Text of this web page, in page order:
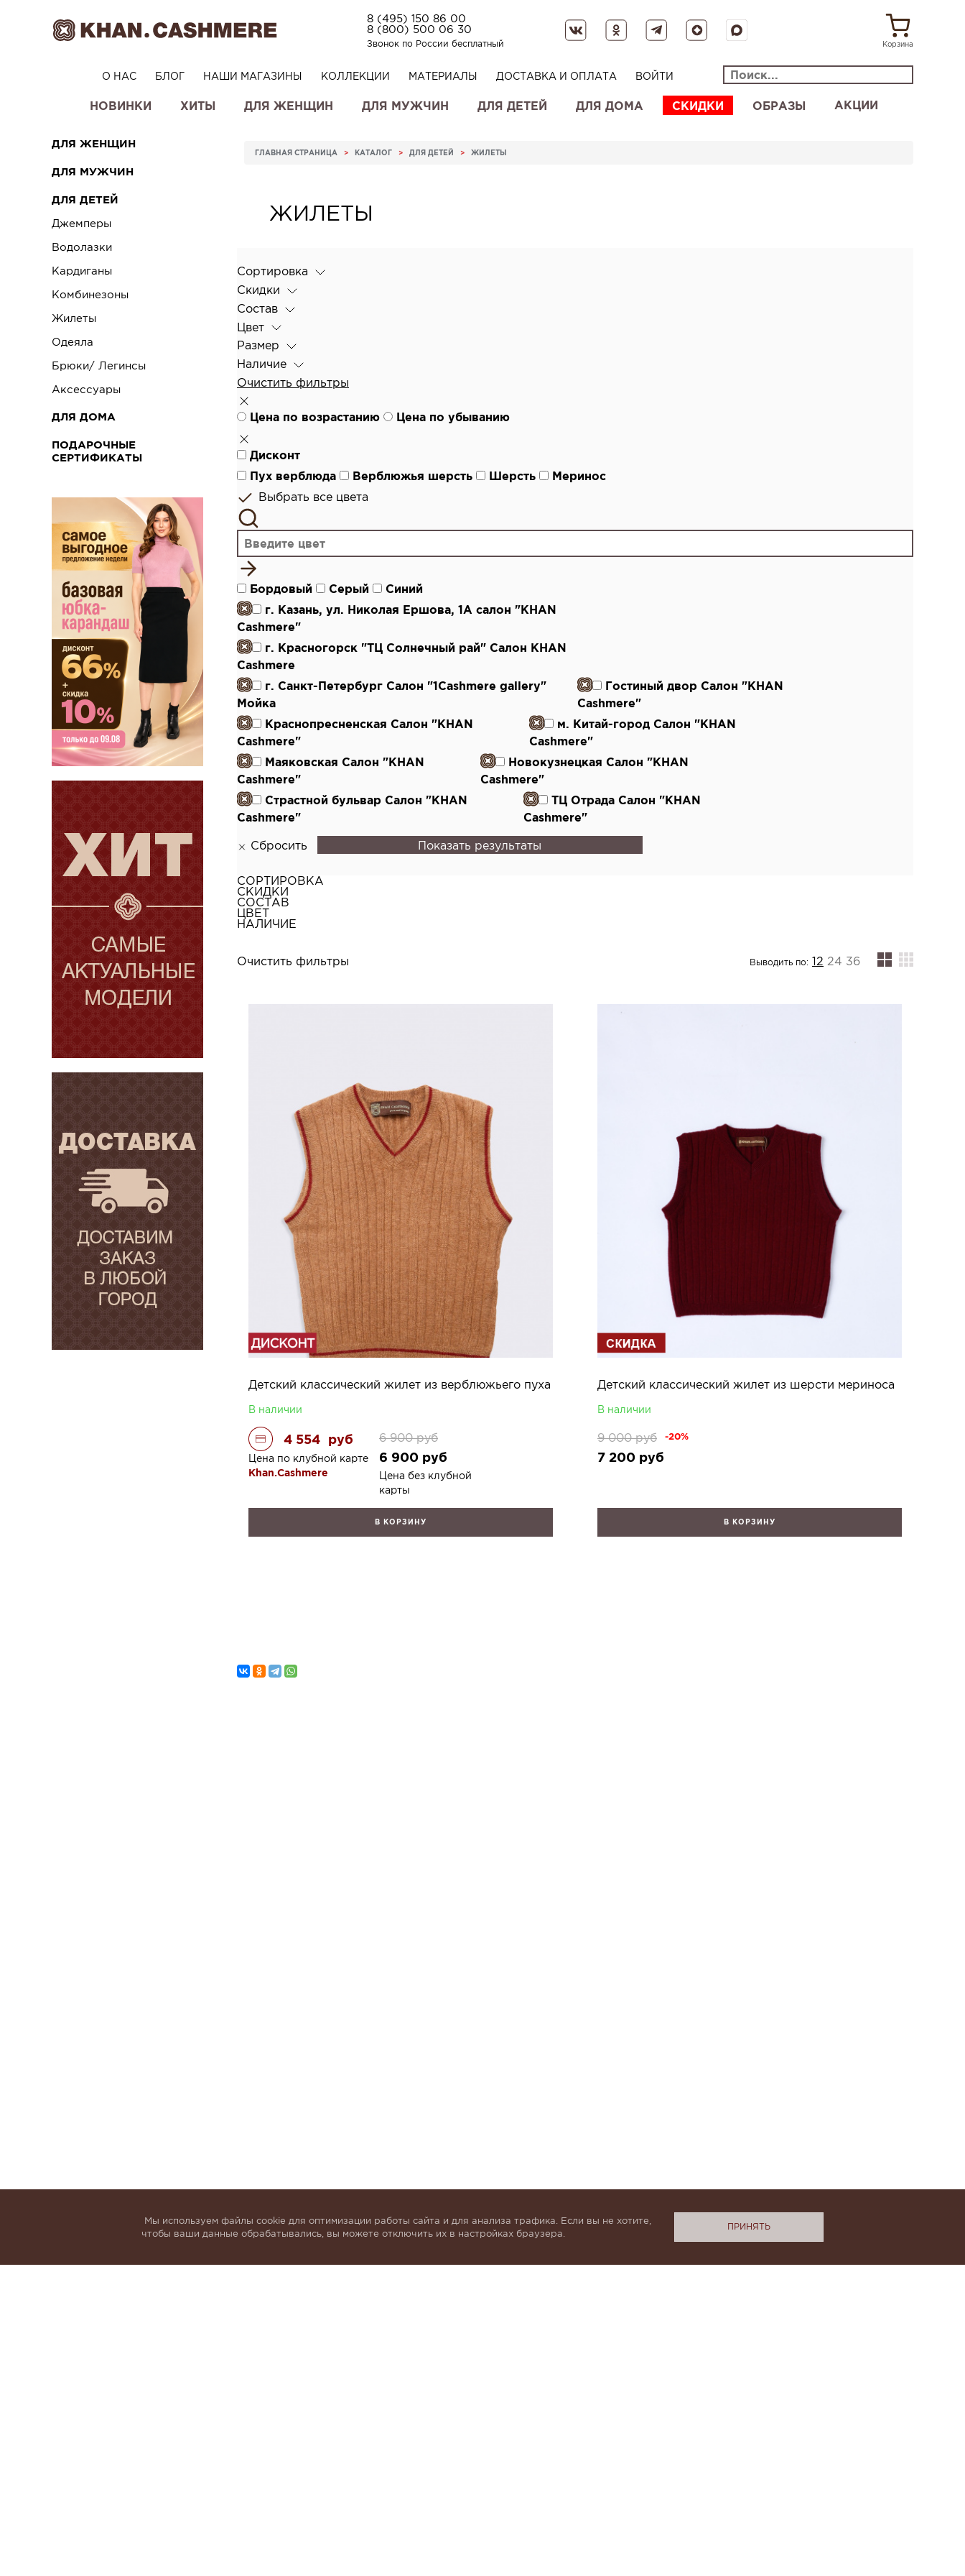
8 (495) 150 86 00
8 (800) 500 06 30
Звонок по России бесплатный Корзина
О НАС БЛОГ НАШИ МАГАЗИНЫ КОЛЛЕКЦИИ МАТЕРИАЛЫ ДОСТАВКА И ОПЛАТА ВОЙТИ
НОВИНКИ ХИТЫ ДЛЯ ЖЕНЩИН ДЛЯ МУЖЧИН ДЛЯ ДЕТЕЙ ДЛЯ ДОМА СКИДКИ ОБРАЗЫ АКЦИИ
ДЛЯ ЖЕНЩИН
ДЛЯ МУЖЧИН
ДЛЯ ДЕТЕЙ
Джемперы
Водолазки
Кардиганы
Комбинезоны
Жилеты
Одеяла
Брюки/ Легинсы
Аксессуары
ДЛЯ ДОМА
ПОДАРОЧНЫЕ
СЕРТИФИКАТЫ
ГЛАВНАЯ СТРАНИЦА > КАТАЛОГ > ДЛЯ ДЕТЕЙ > ЖИЛЕТЫ
ЖИЛЕТЫ
Сортировка
Скидки
Состав
Цвет
Размер
Наличие
Очистить фильтры
Цена по возрастанию Цена по убыванию
Дисконт
Пух верблюда
Верблюжья шерсть Шерсть
Меринос
Выбрать все цвета
Бордовый Серый
Синий
г. Казань, ул. Николая Ершова, 1А салон "KHAN
Cashmere"
г. Красногорск "ТЦ Солнечный рай" Салон KHAN
Cashmere
г. Санкт-Петербург Салон "1Cashmere gallery"
Мойка
Гостиный двор Салон "KHAN
Cashmere"
Краснопресненская Салон "KHAN
Cashmere"
м. Китай-город Салон "KHAN
Cashmere"
Маяковская Салон "KHAN
Cashmere"
Новокузнецкая Салон "KHAN
Cashmere"
Страстной бульвар Салон "KHAN
Cashmere"
ТЦ Отрада Салон "KHAN
Cashmere"
Сбросить Показать результаты
СОРТИРОВКА
СКИДКИ
СОСТАВ
ЦВЕТ
НАЛИЧИЕ
Очистить фильтры Выводить по: 12 24 36
Детский классический жилет из верблюжьего пуха
В наличии
4 554 руб
Цена по клубной карте
Khan.Cashmere
6 900 руб
6 900 руб
Цена без клубной
карты
В КОРЗИНУ
Детский классический жилет из шерсти мериноса
В наличии
9 000 руб -20%
7 200 руб
В КОРЗИНУ
Мы используем файлы cookie для оптимизации работы сайта и для анализа трафика. Если вы не хотите,
чтобы ваши данные обрабатывались, вы можете отключить их в настройках браузера.
ПРИНЯТЬ